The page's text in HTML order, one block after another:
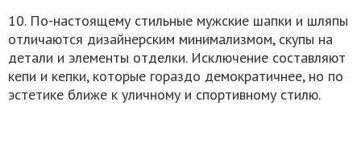
10. По-настоящему стильные мужские шапки и шляпы
отличаются дизайнерским минимализмом, скупы на
детали и элементы отделки. Исключение составляют
кепи и кепки, которые гораздо демократичнее, но по
эстетике ближе к уличному и спортивному стилю.